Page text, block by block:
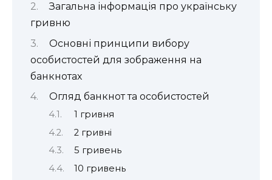
Загальна інформація про українську
гривню
Основні принципи вибору
особистостей для зображення на
банкнотах
Огляд банкнот та особистостей
1 гривня
2 гривні
5 гривень
10 гривень